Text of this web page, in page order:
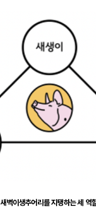
새벽이생추어리를 지탱하는 세 역